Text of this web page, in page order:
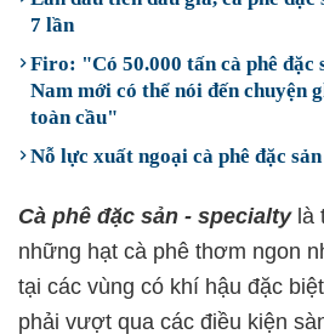
7 lần
Firo: "Có 50.000 tấn cà phê đặc
Nam mới có thể nói đến chuyện
toàn cầu"
Nỗ lực xuất ngoại cà phê đặc
Cà phê đặc sản - specialty là
những hạt cà phê thơm ngon
tại các vùng có khí hậu đặc
phải vượt qua các điều kiện